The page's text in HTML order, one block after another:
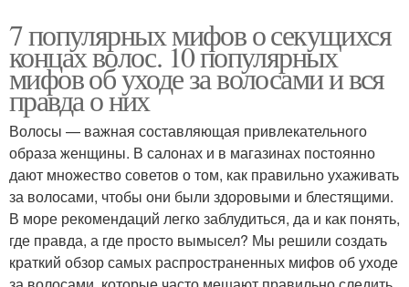
7 популярных мифов о секущихся
концах волос. 10 популярных
мифов об уходе за волосами и вся
правда о них
Волосы — важная составляющая привлекательного
образа женщины. В салонах и в магазинах постоянно
дают множество советов о том, как правильно ухаживать
за волосами, чтобы они были здоровыми и блестящими.
В море рекомендаций легко заблудиться, да и как понять,
где правда, а где просто вымысел? Мы решили создать
краткий обзор самых распространенных мифов об уходе